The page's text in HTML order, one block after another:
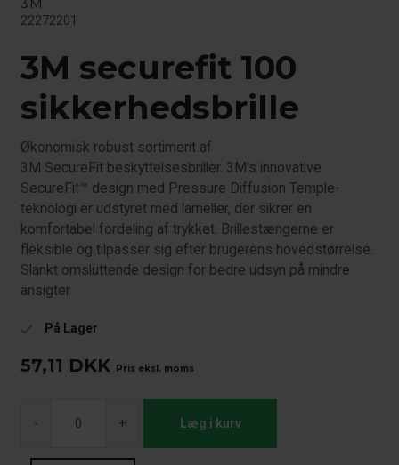
22272201
3M securefit 100
sikkerhedsbrille
Økonomisk robust sortiment af
3M SecureFit beskyttelsesbriller. 3M's innovative
SecureFit™ design med Pressure Diffusion Temple-
teknologi er udstyret med lameller, der sikrer en
komfortabel fordeling af trykket. Brillestængerne er
fleksible og tilpasser sig efter brugerens hovedstørrelse.
Slankt omsluttende design for bedre udsyn på mindre
ansigter
check På Lager
57,11 DKK Pris eksl. moms
- + Læg i kurv